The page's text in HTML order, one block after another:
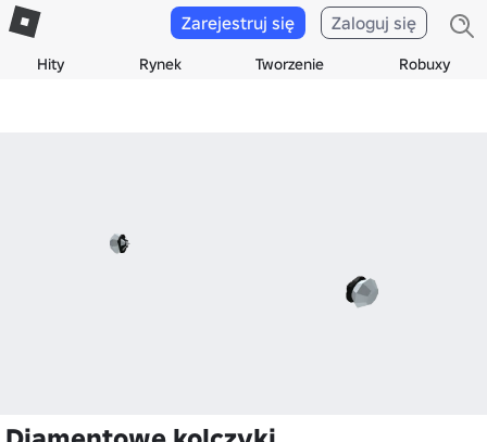
Hity Rynek Tworzenie Robuxy
Zarejestruj się Zaloguj się